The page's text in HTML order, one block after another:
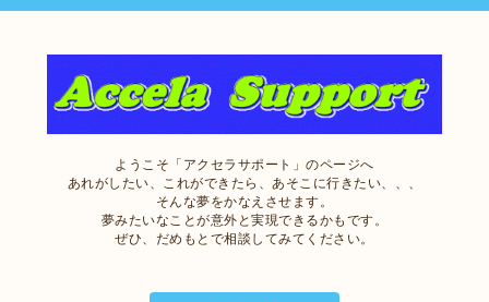
ようこそ「アクセラサポート」のページへ
あれがしたい、これができたら、あそこに行きたい、、、
そんな夢をかなえさせます。
夢みたいなことが意外と実現できるかもです。
ぜひ、だめもとで相談してみてください。